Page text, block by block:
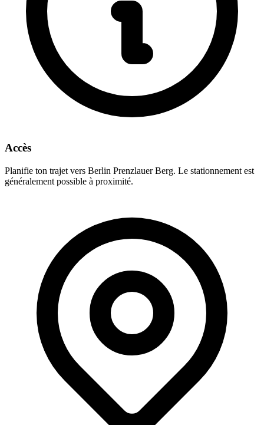
Accès
Planifie ton trajet vers Berlin Prenzlauer Berg. Le stationnement est
généralement possible à proximité.